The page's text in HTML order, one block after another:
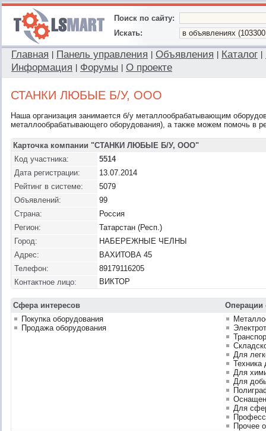
Поиск по сайту:
Искать:
Главная Панель управления Объявления Каталог
Информация
Форумы О проекте
СТАНКИ ЛЮБЫЕ Б/У, ООО
Наша организация занимается б/у металлообрабатывающим
металлообрабатывающего оборудования), а также можем помочь в
Карточка компании "СТАНКИ ЛЮБЫЕ Б/У, ООО"
Код участника:
5514
Дата регистрации:
13.07.2014
Рейтинг в системе:
5079
Объявлений:
99
Страна:
Россия
Регион:
Татарстан (Респ.)
Город:
НАБЕРЕЖНЫЕ ЧЕЛНЫ
Адрес:
ВАХИТОВА 45
Телефон:
89179116205
Контактное лицо:
ВИКТОР
Сфера интересов
Операции
Покупка оборудования
Продажа оборудования
Для
Техника
Для
Для
Для
Прочее